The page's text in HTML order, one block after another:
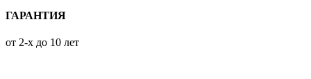
ГАРАНТИЯ
от 2-х до 10 лет